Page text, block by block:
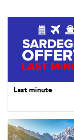
Last minute